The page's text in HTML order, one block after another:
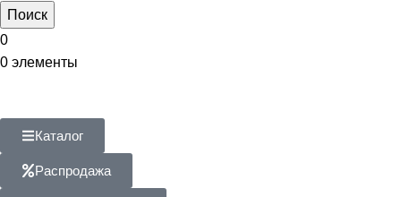
Поиск
0
0 элементы
Каталог
Распродажа